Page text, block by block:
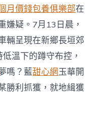
月價錢包養俱樂部在
嫌疑。7月13日晨，
輛呈現在新鄉長垣郊
溫下的蹲守布控，
嗎？藍甜心網玉華開
勝利抓獲，就地緝獲